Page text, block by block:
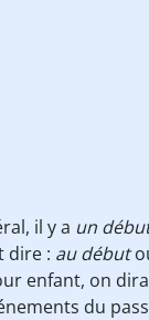
il y a un
dire : au début
enfant, on
du